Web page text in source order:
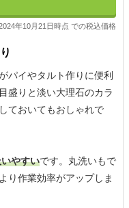
年10月21日時点 での税込価格
パイやタルト作りに便利
盛りと淡い大理石のカラ
ておいてもおしゃれで
やすいです。丸洗いもで
り作業効率がアップしま